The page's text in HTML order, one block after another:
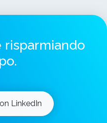
risparmiando
LinkedIn